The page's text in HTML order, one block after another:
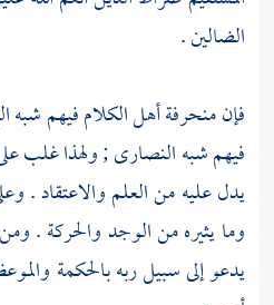
الضالين .
فإن منحرفةأهل الكلامفيهم شبه
فيهم شبهالنصارى; ولهذا غلب
يدل عليه من العلم والاعتقاد .
وما يثيره من الوجد والحركة .
يدعو إلى سبيل ربه بالحكمة